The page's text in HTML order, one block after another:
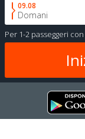
09.08
Domani
Per 1-2 passeggeri con